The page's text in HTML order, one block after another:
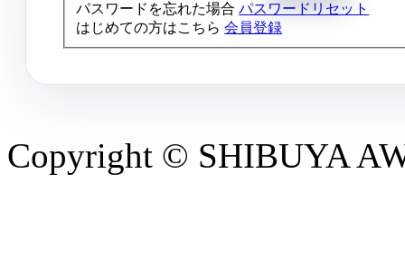
パスワードを忘れた場合パスワードリセット
はじめての方はこちら会員登録
Copyright © SHIBUYA